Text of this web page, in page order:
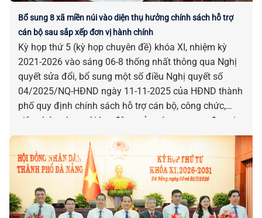
Bổ sung 8 xã miền núi vào diện thụ hưởng chính sách hỗ trợ
cán bộ sau sắp xếp đơn vị hành chính
Kỳ họp thứ 5 (kỳ họp chuyên đề) khóa XI, nhiệm kỳ
2021-2026 vào sáng 06-8 thống nhất thông qua Nghị
quyết sửa đổi, bổ sung một số điều Nghị quyết số
04/2025/NQ-HĐND ngày 11-11-2025 của HĐND thành
phố quy định chính sách hỗ trợ cán bộ, công chức,
viên chức và người lao động của các cơ quan, đơn vị
bị tác động, ảnh hưởng do sắp xếp đơn vị hành chính.